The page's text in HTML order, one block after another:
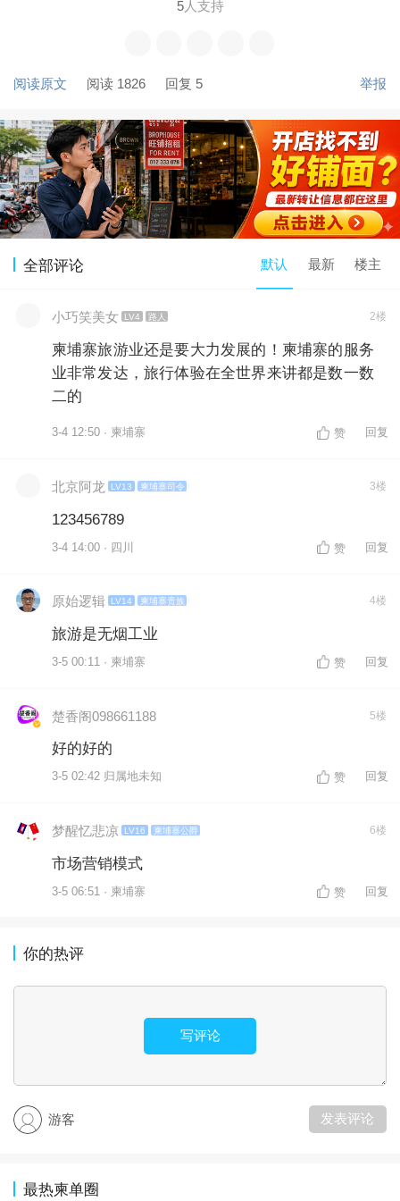
5人支持
阅读原文 阅读 1826 回复 5 举报
全部评论 默认 最新 楼主
小巧笑美女 LV4 路人 2楼
柬埔寨旅游业还是要大力发展的！柬埔寨的服务
业非常发达，旅行体验在全世界来讲都是数一数
二的
3-4 12:50 · 柬埔寨 赞 回复
北京阿龙 LV13 柬埔寨司令 3楼
123456789
3-4 14:00 · 四川 赞 回复
原始逻辑 LV14 柬埔寨贵族 4楼
旅游是无烟工业
3-5 00:11 · 柬埔寨 赞 回复
楚香阁098661188 5楼
好的好的
3-5 02:42 归属地未知 赞 回复
梦醒忆悲凉 LV16 柬埔寨公爵 6楼
市场营销模式
3-5 06:51 · 柬埔寨 赞 回复
你的热评
写评论
游客 发表评论
最热柬单圈